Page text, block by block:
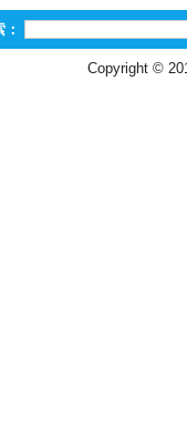
Copyright ©